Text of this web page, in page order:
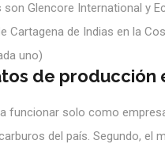
Glencore International y
Cartagena de Indias en la
uno)
de producción
funcionar solo como
del país. Segundo, el